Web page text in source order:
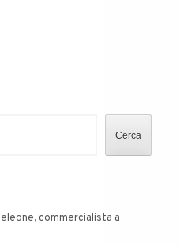
Cerca
commercialista a